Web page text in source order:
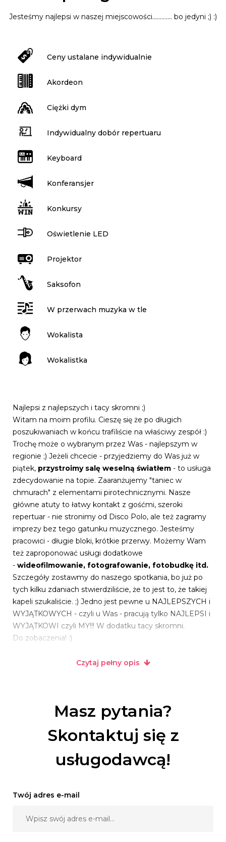
Jesteśmy najlepsi w naszej miejscowości............. bo jedyni ;) :)
Ceny ustalane indywidualnie
Akordeon
Ciężki dym
Indywidualny dobór repertuaru
Keyboard
Konferansjer
Konkursy
Oświetlenie LED
Projektor
Saksofon
W przerwach muzyka w tle
Wokalista
Wokalistka
Najlepsi z najlepszych i tacy skromni ;)
Witam na moim profilu. Cieszę się że po długich
poszukiwaniach w końcu trafiliście na właściwy zespół :)
Trochę może o wybranym przez Was - najlepszym w
regionie ;) Jeżeli chcecie - przyjedziemy do Was już w
piątek, przystroimy salę weselną światłem - to usługa
zdecydowanie na topie. Zaaranżujemy "taniec w
chmurach" z elementami pirotechnicznymi. Nasze
główne atuty to łatwy kontakt z gośćmi, szeroki
repertuar - nie stronimy od Disco Polo, ale też zagramy
imprezy bez tego gatunku muzycznego. Jesteśmy
pracowici - długie bloki, krótkie przerwy. Możemy Wam
też zaproponować usługi dodatkowe
- wideofilmowanie, fotografowanie, fotobudkę itd.
Szczegóły zostawmy do naszego spotkania, bo już po
tych kilku zdaniach stwierdziliście, że to jest to, że takiej
kapeli szukaliście. ;) Jedno jest pewne u NAJLEPSZYCH i
WYJĄTKOWYCH - czyli u Was - pracują tylko NAJLEPSI i
WYJĄTKOWI czyli MY!!! W dodatku tacy skromni.
Do zobaczenia! :)
Czytaj pełny opis
Masz pytania?
Skontaktuj się z
usługodawcą!
Twój adres e-mail